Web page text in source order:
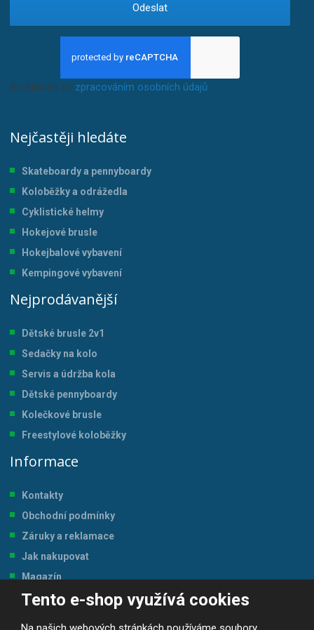
Tento e-shop využívá cookies
Odeslat
Souhlasím se zpracováním osobních údajů
Nejčastěji hledáte
Skateboardy a pennyboardy
Koloběžky a odrážedla
Cyklistické helmy
Hokejové brusle
Hokejbalové vybavení
Kempingové vybavení
Nejprodávanější
Dětské brusle 2v1
Sedačky na kolo
Servis a údržba kola
Dětské pennyboardy
Kolečkové brusle
Freestylové koloběžky
Informace
Kontakty
Obchodní podmínky
Záruky a reklamace
Jak nakupovat
Magazín
Tabulka velikostí